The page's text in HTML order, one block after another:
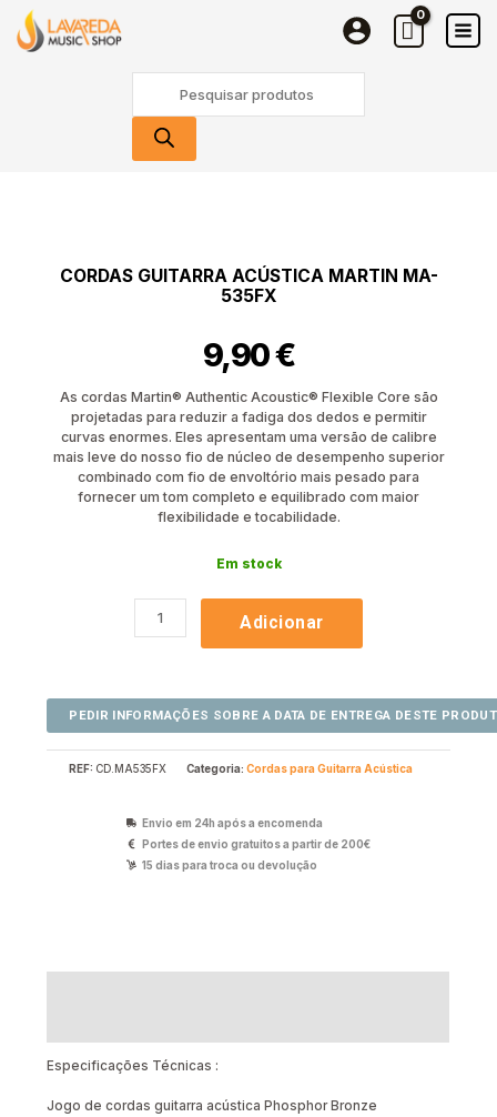
content
search
CORDAS GUITARRA ACÚSTICA MARTIN MA-
535FX
9,90€
As cordas Martin® Authentic Acoustic® Flexible Core são
projetadas para reduzir a fadiga dos dedos e permitir
curvas enormes. Eles apresentam uma versão de calibre
mais leve do nosso fio de núcleo de desempenho superior
combinado com fio de envoltório mais pesado para
fornecer um tom completo e equilibrado com maior
flexibilidade e tocabilidade.
Em stock
Guitarra
Acústica
Adicionar
REF: CD.MA535FX Categoria: Cordas para Guitarra Acústica
Envio em 24h após a encomenda
Portes de envio gratuitos a partir de 200€
15 dias para troca ou devolução
Especificações Técnicas :
Jogo de cordas guitarra acústica Phosphor Bronze
535FX